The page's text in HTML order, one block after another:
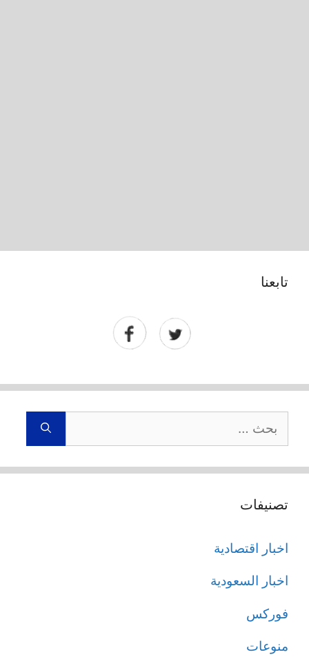
تابعنا
البحث
عن:
تصنيفات
اخبار اقتصادية
اخبار السعودية
فوركس
منوعات